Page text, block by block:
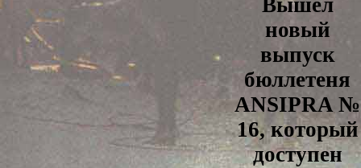
Вышел
новый
выпуск
бюллетеня
ANSIPRA №
16, который
доступен